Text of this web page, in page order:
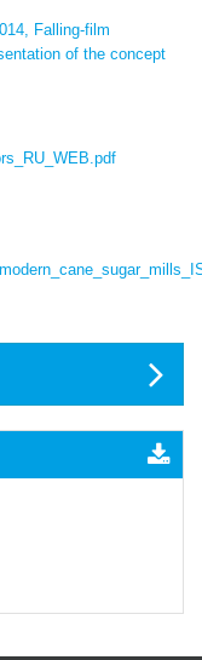
Falling-film
of the concept